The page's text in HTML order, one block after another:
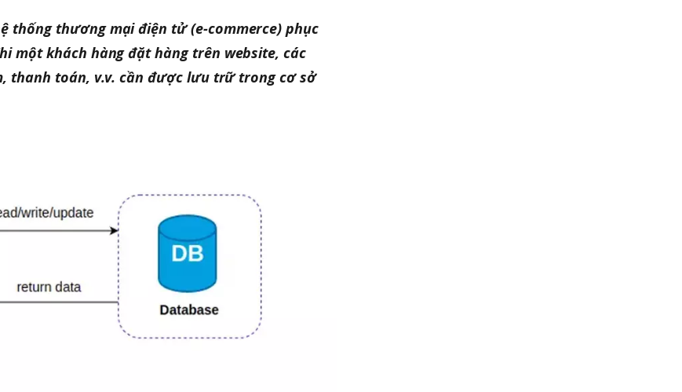
thống thương mại điện tử (e-commerce) phục
một khách hàng đặt hàng trên website, các
thanh toán, v.v. cần được lưu trữ trong cơ sở